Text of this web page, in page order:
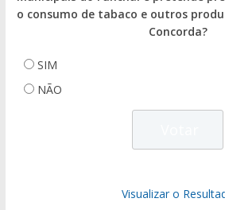
o consumo de tabaco e outros
Concorda?
SIM
NÃO
Visualizar o